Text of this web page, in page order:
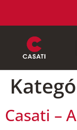
Casati –